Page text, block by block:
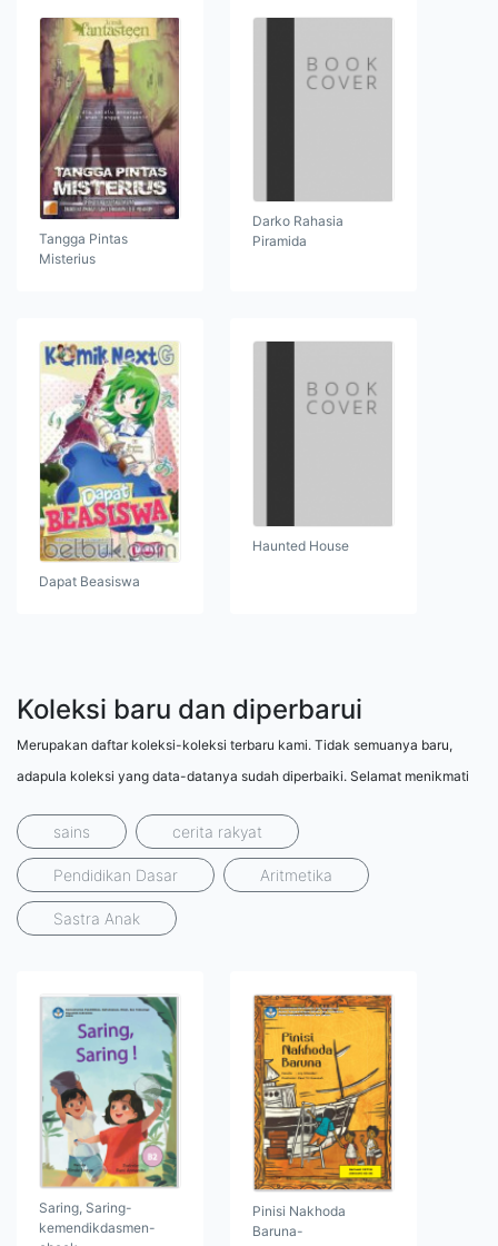
Tangga Pintas
Misterius
Darko Rahasia
Piramida
Dapat Beasiswa
Haunted House
Koleksi baru dan diperbarui
Merupakan daftar koleksi-koleksi terbaru kami. Tidak semuanya baru,
adapula koleksi yang data-datanya sudah diperbaiki. Selamat menikmati
sains cerita rakyat
Pendidikan Dasar Aritmetika
Sastra Anak
Saring, Saring-
kemendikdasmen-
Pinisi Nakhoda
Baruna-